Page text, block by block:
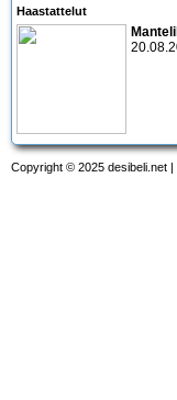
Haastattelut
Copyright © 2025 desibeli.net